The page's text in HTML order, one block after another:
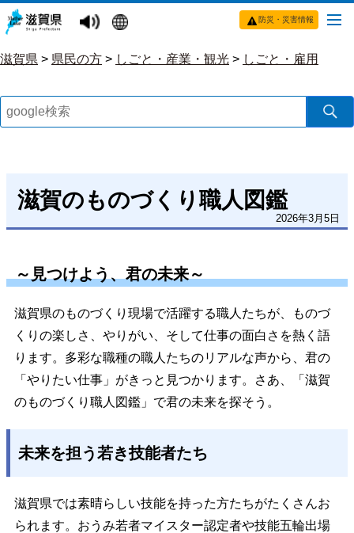
防災・災害情報
滋賀県 > 県民の方 > しごと・産業・観光 > しごと・雇用
滋賀のものづくり職人図鑑
2026年3月5日
～見つけよう、君の未来～
滋賀県のものづくり現場で活躍する職人たちが、ものづ
くりの楽しさ、やりがい、そして仕事の面白さを熱く語
ります。多彩な職種の職人たちのリアルな声から、君の
「やりたい仕事」がきっと見つかります。さあ、「滋賀
のものづくり職人図鑑」で君の未来を探そう。
未来を担う若き技能者たち
滋賀県では素晴らしい技能を持った方たちがたくさんお
られます。おうみ若者マイスター認定者や技能五輪出場